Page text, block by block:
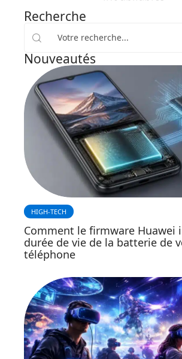
Recherche
Nouveautés
HIGH-TECH
Comment le firmware Huawei
durée de vie de la batterie de
téléphone